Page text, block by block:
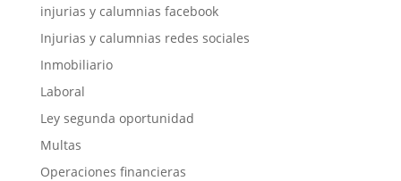
injurias y calumnias facebook
Injurias y calumnias redes sociales
Inmobiliario
Laboral
Ley segunda oportunidad
Multas
Operaciones financieras